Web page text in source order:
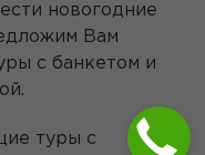
новогодние
Вам
с банкетом и
туры с